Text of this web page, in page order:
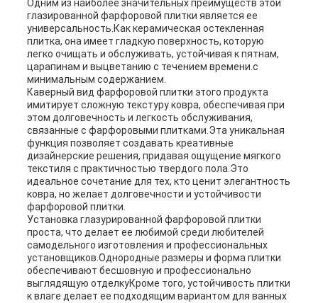
Одним из наиболее значительных преимуществ этой
глазированной фарфоровой плитки является ее
универсальность.Как керамическая остекленная
плитка, она имеет гладкую поверхность, которую
легко очищать и обслуживать, устойчивая к пятнам,
царапинам и выцветанию с течением времени.с
минимальным содержанием.
Каверный вид фарфоровой плитки этого продукта
имитирует сложную текстуру ковра, обеспечивая при
этом долговечность и легкость обслуживания,
связанные с фарфоровыми плитками.Эта уникальная
функция позволяет создавать креативные
дизайнерские решения, придавая ощущение мягкого
текстиля с практичностью твердого пола.Это
идеальное сочетание для тех, кто ценит элегантность
ковра, но желает долговечности и устойчивости
фарфоровой плитки.
Установка глазурированной фарфоровой плитки
проста, что делает ее любимой среди любителей
самодельного изготовления и профессиональных
установщиков.Однородные размеры и форма плитки
обеспечивают бесшовную и профессионально
выглядящую отделкуКроме того, устойчивость плитки
к влаге делает ее подходящим вариантом для ванных